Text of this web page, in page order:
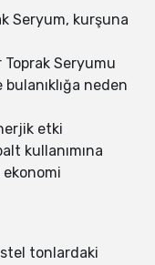
Seryum, kurşuna
Seryumu
neden
etki
kullanımına
ekonomi
tonlardaki